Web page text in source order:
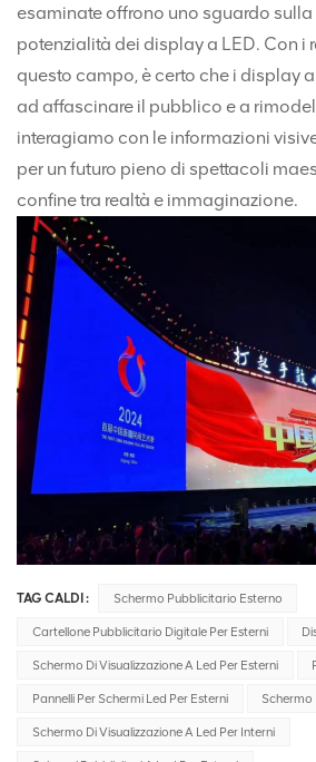
esaminate offrono uno sguardo
potenzialità dei display a LED. Con i
questo campo, è certo che i display
ad affascinare il pubblico e a
interagiamo con le informazioni
per un futuro pieno di spettacoli
confine tra realtà e immaginazione.
TAG CALDI : Schermo Pubblicitario Esterno
Cartellone Pubblicitario Digitale Per Esterni
Schermo Di Visualizzazione A Led Per Esterni
Pannelli Per Schermi Led Per Esterni Schermo
Schermo Di Visualizzazione A Led Per Interni